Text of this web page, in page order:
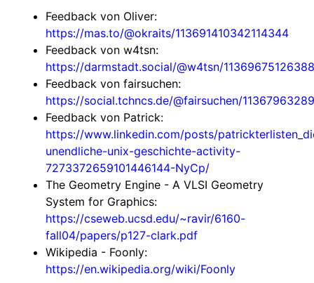
Feedback von Oliver:
https://mas.to/@okraits/113691410342114344
Feedback von w4tsn:
https://darmstadt.social/@w4tsn/
Feedback von fairsuchen:
https://social.tchncs.de/@fairsuchen/
Feedback von Patrick:
https://www.linkedin.com/posts/
unendliche-unix-geschichte-activity-
7273372659101446144-NyCp/
The Geometry Engine - A VLSI Geometry
System for Graphics:
https://cseweb.ucsd.edu/~ravir/6160-
fall04/papers/p127-clark.pdf
Wikipedia - Foonly:
https://en.wikipedia.org/wiki/Foonly